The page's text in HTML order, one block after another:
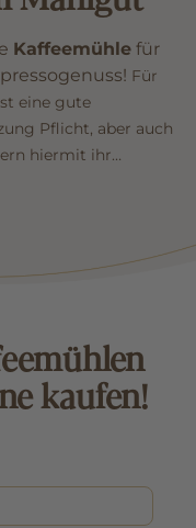
Kaffeemühle für
Für
eine gute
Pflicht, aber auch
hiermit ihr
Warum das so ist,
kaufen!